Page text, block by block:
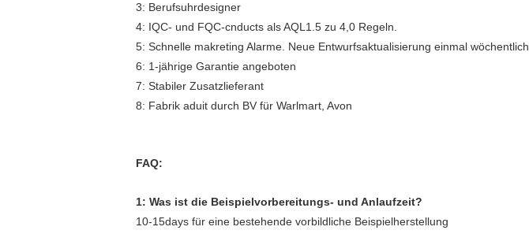
3: Berufsuhrdesigner
4: IQC- und FQC-cnducts als AQL1.5 zu 4,0 Regeln.
5: Schnelle makreting Alarme. Neue Entwurfsaktualisierung einmal wöchentlich
6: 1-jährige Garantie angeboten
7: Stabiler Zusatzlieferant
8: Fabrik aduit durch BV für Warlmart, Avon
FAQ:
1: Was ist die Beispielvorbereitungs- und Anlaufzeit?
10-15days für eine bestehende vorbildliche Beispielherstellung